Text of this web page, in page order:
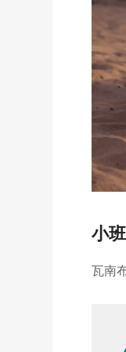
小
瓦南